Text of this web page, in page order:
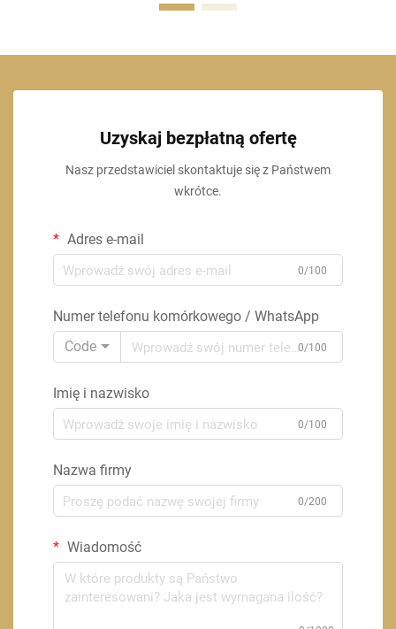
Uzyskaj bezpłatną ofertę
Nasz przedstawiciel skontaktuje się z Państwem
wkrótce.
Adres e-mail
0/100
Numer telefonu komórkowego / WhatsApp
Code
0/100
Imię i nazwisko
0/100
Nazwa firmy
0/200
Wiadomość